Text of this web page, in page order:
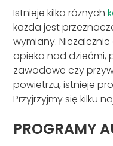
Istnieje kilka różnych
każda jest
wymiany.
opieka nad dziećmi,
zawodowe czy
powietrzu, istnieje
Przyjrzyjmy się kilku
PROGRAMY